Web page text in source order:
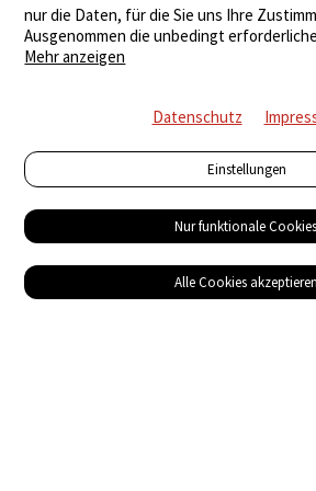
nur die Daten, für die Sie uns Ihre
Ausgenommen die unbedingt
Mehr anzeigen
Datenschutz
Einstellungen
Nur funktionale Cookies
Alle Cookies akzeptieren